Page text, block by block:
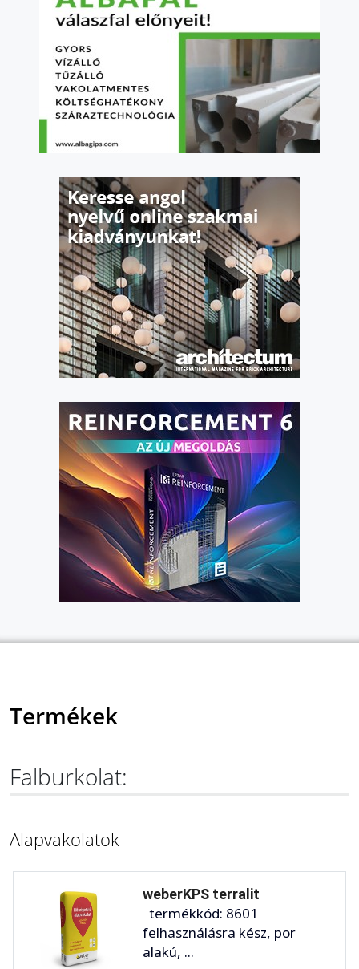
Termékek
Falburkolat:
Alapvakolatok
weberKPS terralit
termékkód: 8601
felhasználásra kész, por
alakú, ...